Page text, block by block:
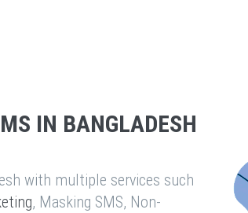
IN BANGLADESH
with multiple services such
, Masking SMS, Non-